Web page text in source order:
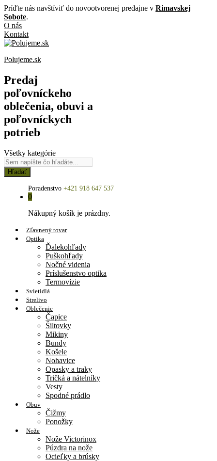
Príďte nás navštíviť do novootvorenej predajne v Rimavskej
Sobote.
O nás
Kontakt
Polujeme.sk
Predaj
poľovníckeho
oblečenia, obuvi a
poľovníckych
potrieb
Všetky kategórie
Hľadať
Poradenstvo +421 918 647 537
0
Nákupný košík je prázdny.
Zľavnený tovar
Optika
Ďalekohľady
Puškohľady
Nočné videnia
Príslušenstvo optika
Termovízie
Svietidlá
Strelivo
Oblečenie
Čapice
Šiltovky
Mikiny
Bundy
Košele
Nohavice
Opasky a traky
Tričká a nátelníky
Vesty
Spodné prádlo
Obuv
Čižmy
Ponožky
Nože
Nože Victorinox
Púzdra na nože
Ocieľky a brúsky